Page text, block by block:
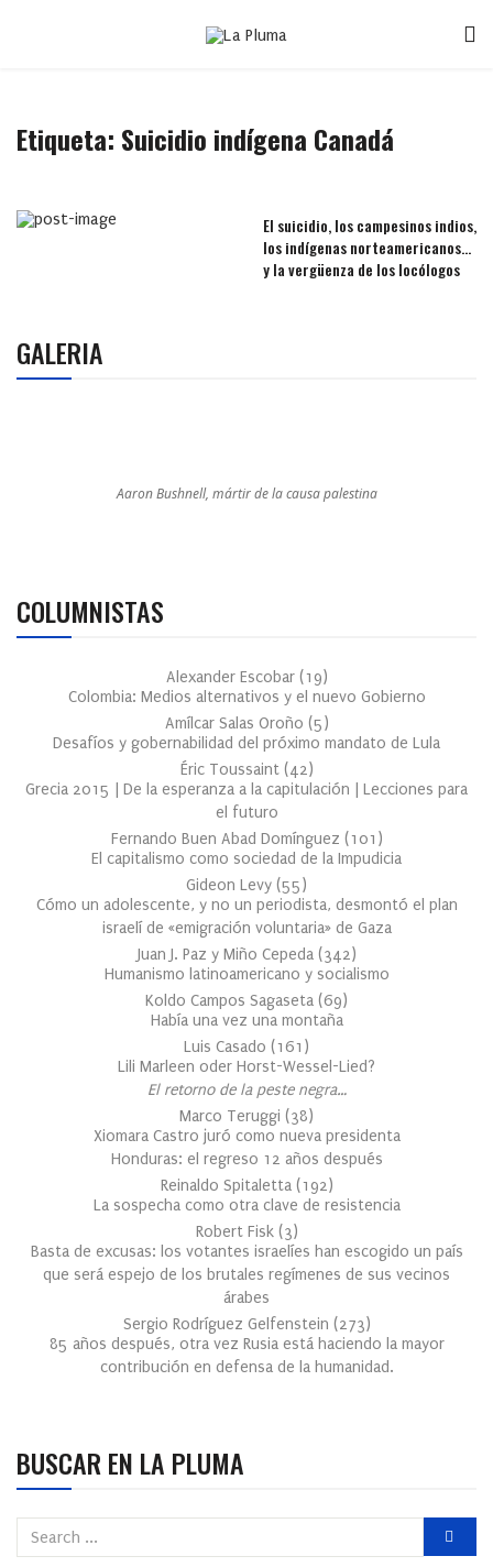
Etiqueta: Suicidio indígena Canadá
El suicidio, los campesinos indios,
los indígenas norteamericanos…
y la vergüenza de los locólogos
GALERIA
Aaron Bushnell, mártir de la causa palestina
COLUMNISTAS
Alexander Escobar (19)
Colombia: Medios alternativos y el nuevo Gobierno
Amílcar Salas Oroño (5)
Desafíos y gobernabilidad del próximo mandato de Lula
Éric Toussaint (42)
Grecia 2015 | De la esperanza a la capitulación | Lecciones para
el futuro
Fernando Buen Abad Domínguez (101 )
El capitalismo como sociedad de la Impudicia
Gideon Levy (55)
Cómo un adolescente, y no un periodista, desmontó el plan
israelí de «emigración voluntaria» de Gaza
Juan J. Paz y Miño Cepeda (342)
Humanismo latinoamericano y socialismo
Koldo Campos Sagaseta (69)
Había una vez una montaña
Luis Casado (161 )
Lili Marleen oder Horst-Wessel-Lied?
El retorno de la peste negra…
Marco Teruggi (38)
Xiomara Castro juró como nueva presidenta
Honduras: el regreso 12 años después
Reinaldo Spitaletta (192)
La sospecha como otra clave de resistencia
Robert Fisk (3)
Basta de excusas: los votantes israelíes han escogido un país
que será espejo de los brutales regímenes de sus vecinos
árabes
Sergio Rodríguez Gelfenstein (273)
85 años después, otra vez Rusia está haciendo la mayor
contribución en defensa de la humanidad.
BUSCAR EN LA PLUMA